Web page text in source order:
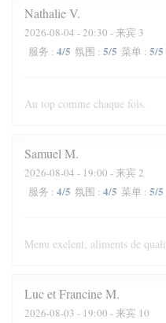
NathalieV
2026-08-04 - 20:30 - 来宾 3
服务 : 4/5 氛围 : 5/5 菜单 : 5/5
Au top comme chaque fois.
Samuel M
2026-08-04 - 19:00 - 来宾 2
服务 : 4/5 氛围 : 4/5 菜单 : 5/5
Menu exelent, aliments de
Luc et FrancineM
2026-08-03 - 19:00 - 来宾 10